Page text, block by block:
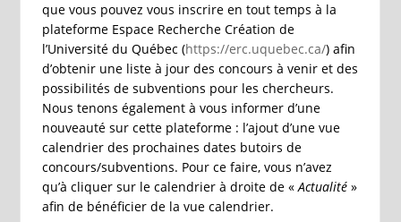
que vous pouvez vous inscrire en tout temps à la
plateforme Espace Recherche Création de
l’Université du Québec (https://erc.uquebec.ca/) afin
d’obtenir une liste à jour des concours à venir et des
possibilités de subventions pour les chercheurs.
Nous tenons également à vous informer d’une
nouveauté sur cette plateforme : l’ajout d’une vue
calendrier des prochaines dates butoirs de
concours/subventions. Pour ce faire, vous n’avez
qu’à cliquer sur le calendrier à droite de «Actualité»
afin de bénéficier de la vue calendrier.